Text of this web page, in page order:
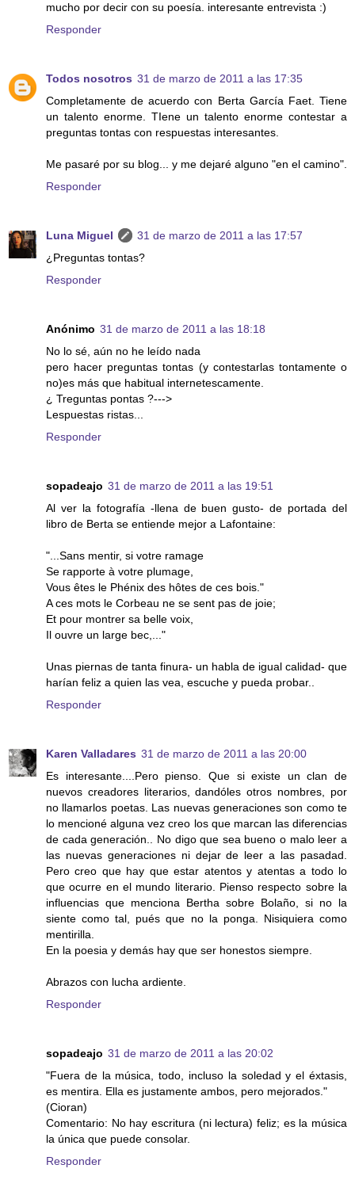
mucho por decir con su poesía. interesante entrevista :)
Responder
Todos nosotros 31 de marzo de 2011 a las 17:35
Completamente de acuerdo con Berta García Faet. Tiene
un talento enorme. TIene un talento enorme contestar a
preguntas tontas con respuestas interesantes.
Me pasaré por su blog... y me dejaré alguno "en el camino".
Responder
Luna Miguel
31 de marzo de 2011 a las 17:57
¿Preguntas tontas?
Responder
Anónimo 31 de marzo de 2011 a las 18:18
No lo sé, aún no he leído nada
pero hacer preguntas tontas (y contestarlas tontamente o
no)es más que habitual internetescamente.
¿ Treguntas pontas ?--->
Lespuestas ristas...
Responder
sopadeajo 31 de marzo de 2011 a las 19:51
Al ver la fotografía -llena de buen gusto- de portada del
libro de Berta se entiende mejor a Lafontaine:
"...Sans mentir, si votre ramage
Se rapporte à votre plumage,
Vous êtes le Phénix des hôtes de ces bois."
A ces mots le Corbeau ne se sent pas de joie;
Et pour montrer sa belle voix,
Il ouvre un large bec,..."
Unas piernas de tanta finura- un habla de igual calidad- que
harían feliz a quien las vea, escuche y pueda probar..
Responder
Karen Valladares 31 de marzo de 2011 a las 20:00
Es interesante....Pero pienso. Que si existe un clan de
nuevos creadores literarios, dandóles otros nombres, por
no llamarlos poetas. Las nuevas generaciones son como te
lo mencioné alguna vez creo los que marcan las diferencias
de cada generación.. No digo que sea bueno o malo leer a
las nuevas generaciones ni dejar de leer a las pasadad.
Pero creo que hay que estar atentos y atentas a todo lo
que ocurre en el mundo literario. Pienso respecto sobre la
influencias que menciona Bertha sobre Bolaño, si no la
siente como tal, pués que no la ponga. Nisiquiera como
mentirilla.
En la poesia y demás hay que ser honestos siempre.
Abrazos con lucha ardiente.
Responder
sopadeajo 31 de marzo de 2011 a las 20:02
"Fuera de la música, todo, incluso la soledad y el éxtasis,
es mentira. Ella es justamente ambos, pero mejorados."
(Cioran)
Comentario: No hay escritura (ni lectura) feliz; es la música
la única que puede consolar.
Responder